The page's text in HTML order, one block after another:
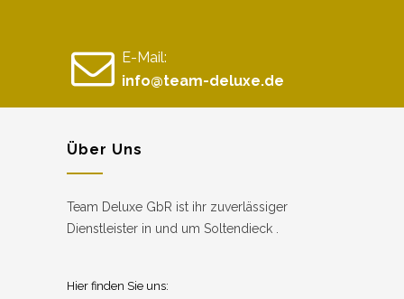
E-Mail:
info@team-deluxe.de
Über Uns
Team Deluxe GbR ist ihr zuverlässiger
Dienstleister in und um Soltendieck .
Hier finden Sie uns: